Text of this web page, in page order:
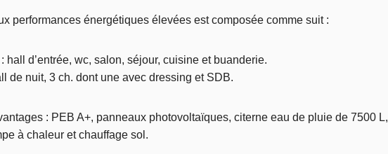
performances énergétiques élevées est composée comme suit :
hall d’entrée, wc, salon, séjour, cuisine et buanderie.
de nuit, 3 ch. dont une avec dressing et SDB.
: PEB A+, panneaux photovoltaïques, citerne eau de pluie de 7500 L,
à chaleur et chauffage sol.